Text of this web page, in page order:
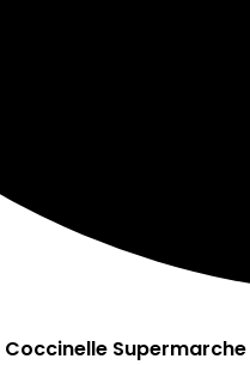
Coccinelle Supermarche